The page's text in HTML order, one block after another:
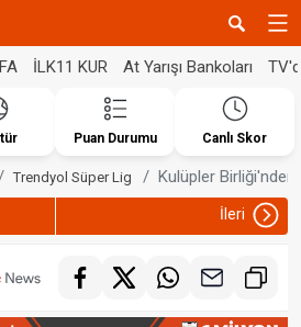
İLK11 KUR At Yarışı Bankoları
Puan Durumu Canlı Skor
Trendyol Süper Lig Kulüpler
İleri